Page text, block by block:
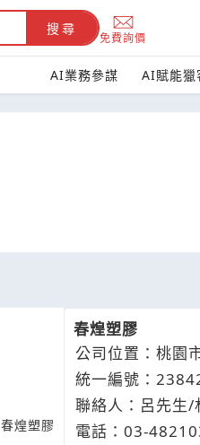
搜尋
免費詢價
AI業務參謀 AI賦能獵
春煌塑膠
春煌塑膠
公司位置：桃園
統一編號：
聯絡人：呂先生/
電話： 03-4821